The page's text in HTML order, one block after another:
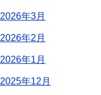
2026年3月
2026年2月
2026年1月
2025年12月